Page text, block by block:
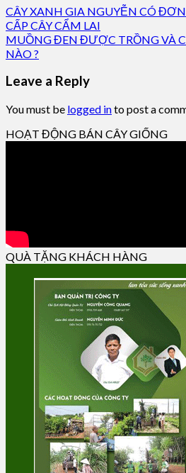
CÂY XANH GIA NGUYỄN CÓ
CẤP CÂY CẨM LAI
MUỒNG ĐEN ĐƯỢC TRỒNG VÀ
NÀO ?
Leave a Reply
You must be logged into post a
HOẠT ĐỘNG BÁN CÂY GIỐNG
QUÀ TẶNG KHÁCH HÀNG